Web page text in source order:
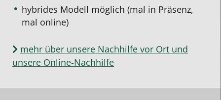
hybrides Modell möglich (mal in Präsenz,
mal online)
mehr über unsere Nachhilfe vor Ort und
unsere Online-Nachhilfe